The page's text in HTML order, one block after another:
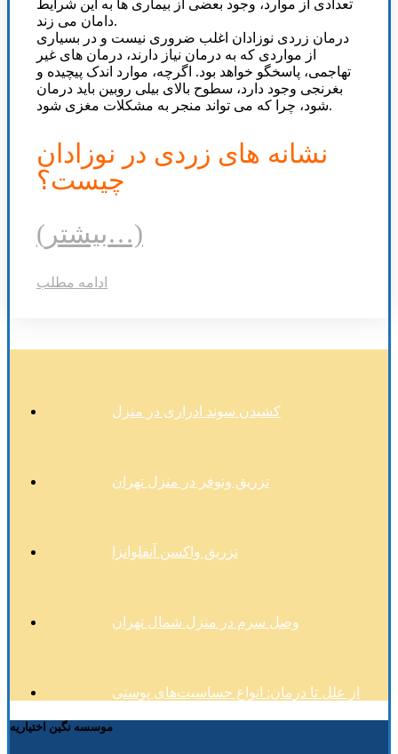
تعدادی از موارد، وجود بعضی از بیماری ها به این شرایط
دامان می زند.
درمان زردی نوزادان اغلب ضروری نیست و در بسیاری
از مواردی که به درمان نیاز دارند، درمان های غیر
تهاجمی، پاسخگو خواهد بود. اگرچه، موارد اندک پیچیده و
بغرنجی وجود دارد، سطوح بالای بیلی روبین باید درمان
شود، چرا که می تواند منجر به مشکلات مغزی شود.
نشانه های زردی در نوزادان
چیست؟
(بیشتر…)
ادامه مطلب
کشیدن سوند ادراری در منزل
تزریق ونوفر در منزل تهران
تزریق واکسن آنفلوانزا
وصل سرم در منزل شمال تهران
از علل تا درمان: انواع حساسیت‌های پوستی
موسسه نگین اختیاریه